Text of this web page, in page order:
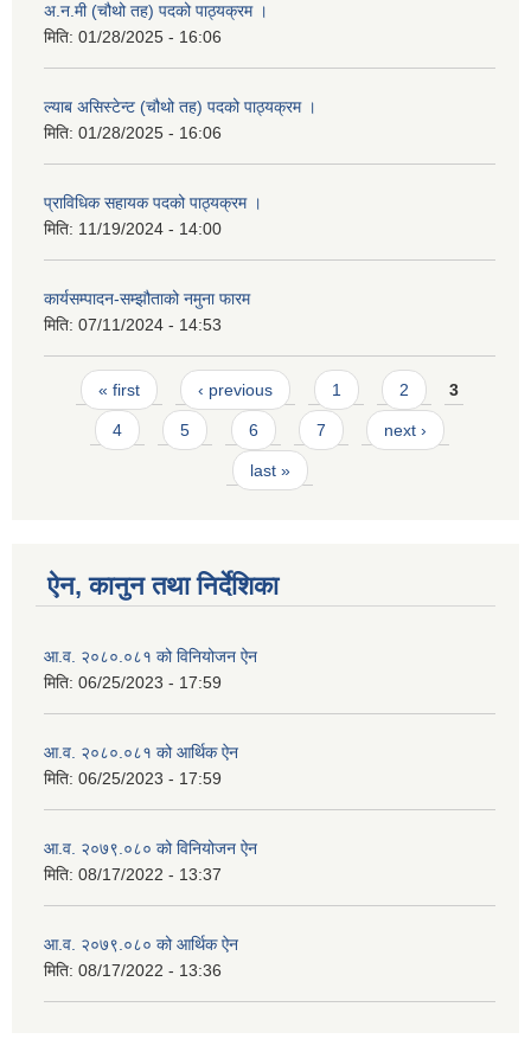
अ.न.मी (चौथो तह) पदको पाठ्यक्रम ।
मिति: 01/28/2025 - 16:06
ल्याब असिस्टेन्ट (चौथो तह) पदको पाठ्यक्रम ।
मिति: 01/28/2025 - 16:06
प्राविधिक सहायक पदको पाठ्यक्रम ।
मिति: 11/19/2024 - 14:00
कार्यसम्पादन-सम्झौताको नमुना फारम
मिति: 07/11/2024 - 14:53
Pages
« first ‹ previous 1 2 3
4 5 6 7 next ›
last »
ऐन, कानुन तथा निर्देशिका
आ.व. २०८०.०८१ को विनियोजन ऐन
मिति: 06/25/2023 - 17:59
आ.व. २०८०.०८१ को आर्थिक ऐन
मिति: 06/25/2023 - 17:59
आ.व. २०७९.०८० को विनियोजन ऐन
मिति: 08/17/2022 - 13:37
आ.व. २०७९.०८० को आर्थिक ऐन
मिति: 08/17/2022 - 13:36